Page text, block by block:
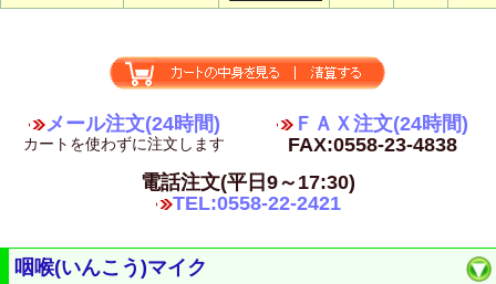
メール注文(24時間)
カートを使わずに注文します
ＦＡＸ注文(24時間)
FAX:0558-23-4838
電話注文(平日9～17:30)
TEL:0558-22-2421
咽喉(いんこう)マイク